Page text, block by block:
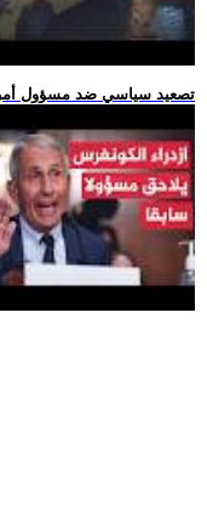
.. تصعيد سياسي ضد مسؤول